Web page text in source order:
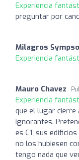
Experiencia
preguntar por
Milagros
Experiencia
Mauro Chavez
Experiencia
que el lugar cierre
ignorantes.
es C1, sus
no los hubiesen
tengo nada que